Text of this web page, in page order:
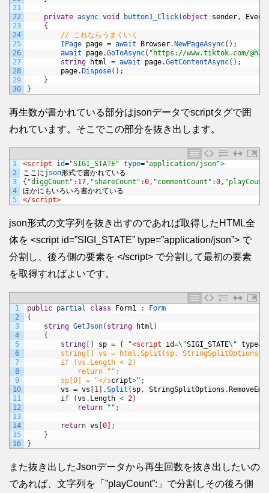
21
22
23
24
25
26
27
28
29
30
private async void button1_Click(object sender ,
{
// これならうまくいく
IPage page = await Browser.NewPageAsync( ) ;
await page.GoToAsync( "https://www.tiktok.com/
string
html = await page.GetContentAsync( ) ;
page.Dispose( ) ;
}
}
再生数が書かれている部分はjsonデータでscriptタグで囲
われています。そこでこの部分を抜き出します。
1
2
3
4
5
<script id="SIGI_STATE" type="application/json">
ここにjson形式で書かれている
{ "diggCount" : 17 , "shareCount" :0 , "commentCount" :0 ,
ほかにもいろいろ書かれている
</script>
json形式の文字列を抜き出すのであれば取得したHTML全
体を <script id=”SIGI_STATE” type=”application/json”> で
分割し、後ろ側の要素を </script> で分割して最初の要素
を取得すればよいです。
1
2
3
4
5
6
7
8
9
10
11
12
13
14
15
16
public partial class Form1 :
Form
{
string GetJson( string html )
{
string [ ] sp = { "<script id=\ "SIGI_STATE\ " type=
string[] vs = html.Split(sp,
if (vs.Length < 2)
return "";
sp[0] = "</script>" ;
vs = vs [1 ] .Split ( sp , StringSplitOptions .
if
(vs . Length < 2)
return
"" ;
return vs [0] ;
}
}
また抜き出したJsonデータから再生回数を抜き出したいの
であれば、文字列を「”playCount”:」で分割しその後ろ側